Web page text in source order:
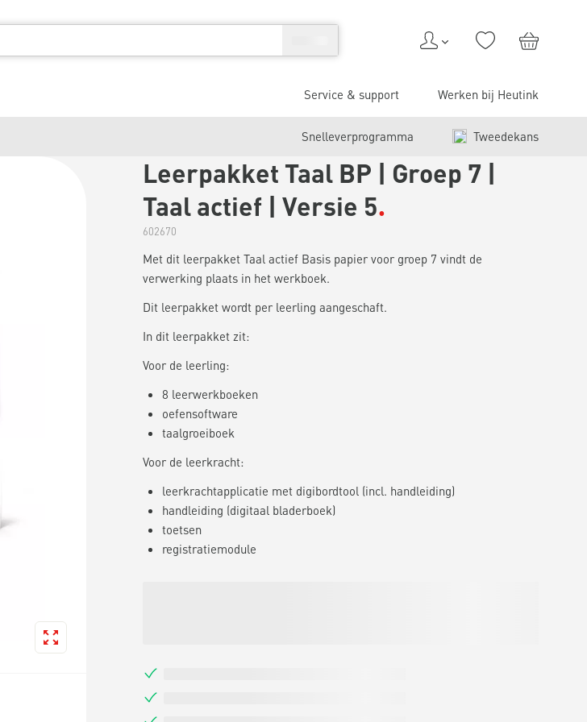
Service & support Werken bij Heutink
Snelleverprogramma Tweedekans
Leerpakket Taal BP | Groep 7 |
Taal actief | Versie 5
602670
Met dit leerpakket Taal actief Basis papier voor groep 7 vindt de
verwerking plaats in het werkboek.
Dit leerpakket wordt per leerling aangeschaft.
In dit leerpakket zit:
Voor de leerling:
8 leerwerkboeken
oefensoftware
taalgroeiboek
Voor de leerkracht:
leerkrachtapplicatie met digibordtool (incl. handleiding)
handleiding (digitaal bladerboek)
toetsen
registratiemodule